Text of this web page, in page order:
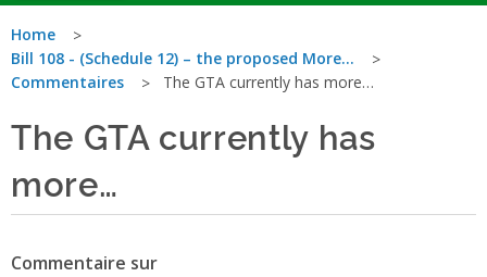
Vous
êtes
ici
Home
Bill 108 - (Schedule 12) – the proposed More…
Commentaires
The GTA currently has more…
The GTA currently has
more…
Commentaire sur